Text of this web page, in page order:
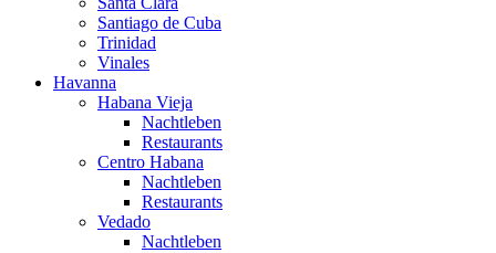
Santiago de Cuba
Trinidad
Vinales
Havanna
Habana Vieja
Nachtleben
Restaurants
Centro Habana
Nachtleben
Restaurants
Vedado
Nachtleben